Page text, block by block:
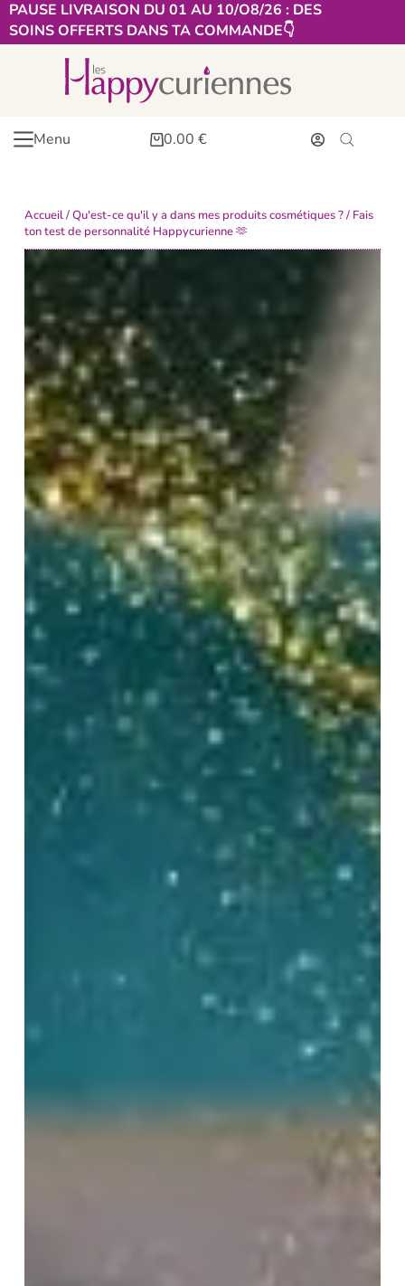
PAUSE LIVRAISON DU 01 AU 10/O8/26 : DES
SOINS OFFERTS DANS TA COMMANDE👇​
Menu 0.00 €
Accueil/Qu'est-ce qu'il y a dans mes produits cosmétiques ?/ Fais
ton test de personnalité Happycurienne 🫶